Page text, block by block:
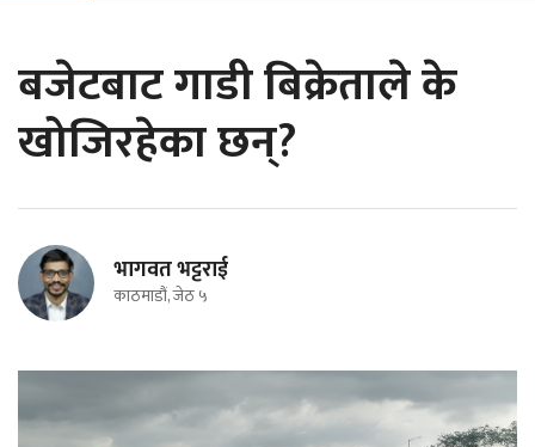
बजेटबाट गाडी बिक्रेताले के
खोजिरहेका छन्?
भागवत भट्टराई
काठमाडौं, जेठ ५